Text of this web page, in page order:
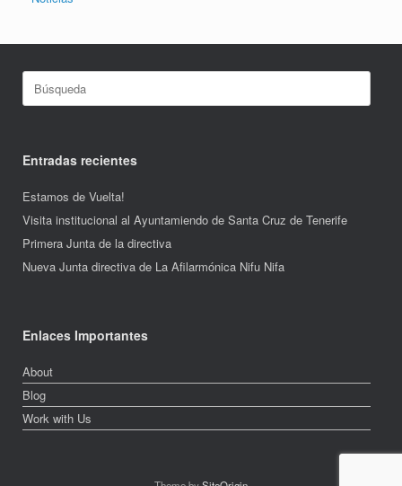
Buscar:
Entradas recientes
Estamos de Vuelta!
Visita institucional al Ayuntamiendo de Santa Cruz de Tenerife
Primera Junta de la directiva
Nueva Junta directiva de La Afilarmónica Nifu Nifa
Enlaces Importantes
About
Blog
Work with Us